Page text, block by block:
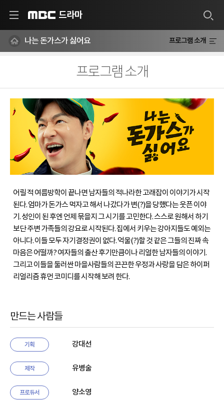
드라마
나는 돈가스가 싫어요 프로그램 소개
프로그램 소개
어릴 적 여름방학이 끝나면 남자들의 적나라한 고래잡이 이야기가 시작
된다. 엄마가 돈가스 먹자고 해서 나갔다가 변(?)을 당했다는 웃픈 이야
기. 성인이 된 후엔 언제 묶을지 그 시기를 고민한다. 스스로 원해서 하기
보단 주변 가족들의 강요로 시작된다. 집에서 키우는 강아지들도 예외는
아니다. 이들 모두 자기결정권이 없다. 억울(?)할 것 같은 그들의 진짜 속
마음은 어떨까? 여자들의 출산 후기만큼이나 리얼한 남자들의 이야기.
그리고 이들을 둘러싼 마을사람들의 끈끈한 우정과 사랑을 담은 하이퍼
리얼리즘 휴먼 코미디를 시작해 보려 한다.
만드는 사람들
기획 강대선
제작 유병술
프로듀서 양소영